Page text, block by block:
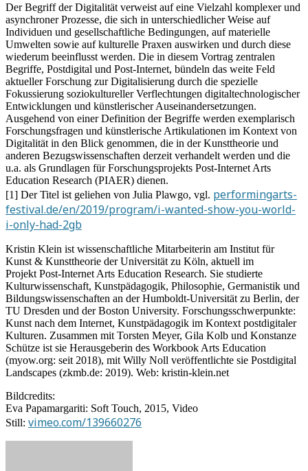
Der Begriff der Digitalität verweist auf eine Vielzahl komplexer und
asynchroner Prozesse, die sich in unterschiedlicher Weise auf
Individuen und gesellschaftliche Bedingungen, auf materielle
Umwelten sowie auf kulturelle Praxen auswirken und durch diese
wiederum beeinflusst werden. Die in diesem Vortrag zentralen
Begriffe, Postdigital und Post-Internet, bündeln das weite Feld
aktueller Forschung zur Digitalisierung durch die spezielle
Fokussierung soziokultureller Verflechtungen digitaltechnologischer
Entwicklungen und künstlerischer Auseinandersetzungen.
Ausgehend von einer Definition der Begriffe werden exemplarisch
Forschungsfragen und künstlerische Artikulationen im Kontext von
Digitalität in den Blick genommen, die in der Kunsttheorie und
anderen Bezugswissenschaften derzeit verhandelt werden und die
u.a. als Grundlagen für Forschungsprojekts Post-Internet Arts
Education Research (PIAER) dienen.
[1] Der Titel ist geliehen von Julia Plawgo, vgl. performingarts-
festival.de/en/2019/program/i-wanted-show-you-world-
i-only-had-2gb
Kristin Klein ist wissenschaftliche Mitarbeiterin am Institut für
Kunst & Kunsttheorie der Universität zu Köln, aktuell im
Projekt Post-Internet Arts Education Research. Sie studierte
Kulturwissenschaft, Kunstpädagogik, Philosophie, Germanistik und
Bildungswissenschaften an der Humboldt-Universität zu Berlin, der
TU Dresden und der Boston University. Forschungsschwerpunkte:
Kunst nach dem Internet, Kunstpädagogik im Kontext postdigitaler
Kulturen. Zusammen mit Torsten Meyer, Gila Kolb und Konstanze
Schütze ist sie Herausgeberin des Workbook Arts Education
(myow.org: seit 2018), mit Willy Noll veröffentlichte sie Postdigital
Landscapes (zkmb.de: 2019). Web: kristin-klein.net
Bildcredits:
Eva Papamargariti: Soft Touch, 2015, Video
Still: vimeo.com/139660276